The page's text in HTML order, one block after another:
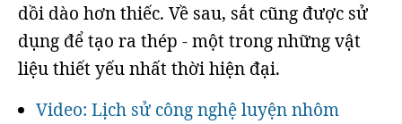
dồi dào hơn thiếc. Về sau, sắt cũng được sử
dụng để tạo ra thép - một trong những vật
liệu thiết yếu nhất thời hiện đại.
Video: Lịch sử công nghệ luyện nhôm